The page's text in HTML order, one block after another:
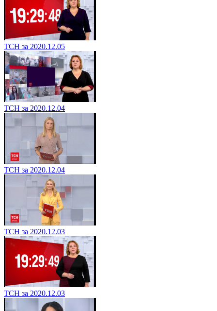
ТСН за 2020.12.05
ТСН за 2020.12.04
ТСН за 2020.12.04
ТСН за 2020.12.03
ТСН за 2020.12.03